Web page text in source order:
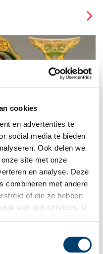
cookies
en advertenties te
social media te bieden
Ook delen we
site met onze
en analyse. Deze
combineren met andere
of die ze hebben
van hun services. U
buurten.’ ‘Saai uit
de reacties gewoonlijk.
binnen en kijk welk
Hier groeiden creatieve
grauwsluier over de stad